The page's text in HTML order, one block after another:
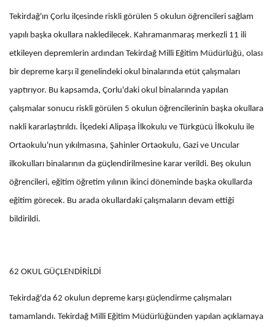
Tekirdağ'ın Çorlu ilçesinde riskli görülen 5 okulun öğrencileri sağlam
yapılı başka okullara nakledilecek. Kahramanmaraş merkezli 11 ili
etkileyen depremlerin ardından Tekirdağ Milli Eğitim Müdürlüğü, olası
bir depreme karşı il genelindeki okul binalarında etüt çalışmaları
yaptırıyor. Bu kapsamda, Çorlu'daki okul binalarında yapılan
çalışmalar sonucu riskli görülen 5 okulun öğrencilerinin başka okullara
nakli kararlaştırıldı. İlçedeki Alipaşa İlkokulu ve Türkgücü İlkokulu ile
Ortaokulu'nun yıkılmasına, Şahinler Ortaokulu, Gazi ve Uncular
ilkokulları binalarının da güçlendirilmesine karar verildi. Beş okulun
öğrencileri, eğitim öğretim yılının ikinci döneminde başka okullarda
eğitim görecek. Bu arada okullardaki çalışmaların devam ettiği
bildirildi.
62 OKUL GÜÇLENDİRİLDİ
Tekirdağ'da 62 okulun depreme karşı güçlendirme çalışmaları
tamamlandı. Tekirdağ Milli Eğitim Müdürlüğünden yapılan açıklamaya